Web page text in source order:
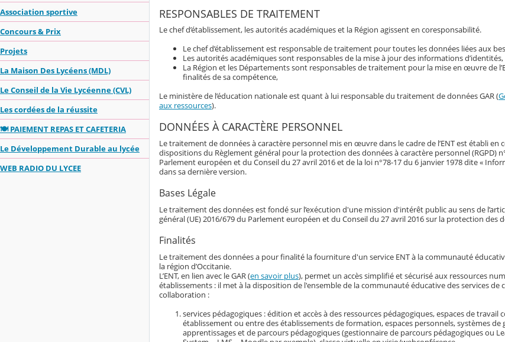
Association sportive
Concours & Prix
Projets
La Maison Des Lycéens (MDL)
Le Conseil de la Vie Lycéenne (CVL)
Les cordées de la réussite
🍽️ PAIEMENT REPAS ET CAFETERIA
Le Développement Durable au lycée
WEB RADIO DU LYCEE
RESPONSABLES DE TRAITEMENT
Le chef d’établissement, les autorités académiques et la Région agissent en coresponsabilité.
Le chef d’établissement est responsable de traitement pour toutes les données liées aux
Les autorités académiques sont responsables de la mise à jour des informations d’identités,
La Région et les Départements sont responsables de traitement pour la mise en œuvre de
finalités de sa compétence,
Le ministère de l’éducation nationale est quant à lui responsable du traitement de données GAR (
aux ressources).
DONNÉES À CARACTÈRE PERSONNEL
Le traitement de données à caractère personnel mis en œuvre dans le cadre de l’ENT est établi en
dispositions du Règlement général pour la protection des données à caractère personnel (RGPD)
Parlement européen et du Conseil du 27 avril 2016 et de la loi n°78-17 du 6 janvier 1978 dite «
dans sa dernière version.
Bases Légale
Le traitement des données est fondé sur l’exécution d'une mission d'intérêt public au sens de
général (UE) 2016/679 du Parlement européen et du Conseil du 27 avril 2016 sur la protection des
Finalités
Le traitement des données a pour finalité la fourniture d'un service ENT à la communauté
la région d’Occitanie.
L’ENT, en lien avec le GAR (en savoir plus), permet un accès simplifié et sécurisé aux ressources
établissements : il met à la disposition de l'ensemble de la communauté éducative des services
collaboration :
services pédagogiques : édition et accès à des ressources pédagogiques, espaces de travail
établissement ou entre des établissements de formation, espaces personnels, systèmes de
apprentissages et de parcours pédagogiques (gestionnaire de parcours pédagogiques ou